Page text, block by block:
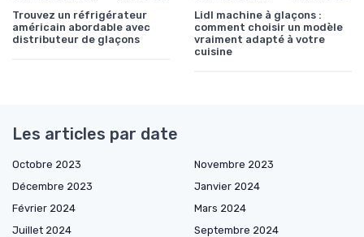
Trouvez un réfrigérateur
américain abordable avec
distributeur de glaçons
Lidl machine à glaçons :
comment choisir un modèle
vraiment adapté à votre
cuisine
Les articles par date
Octobre 2023
Novembre 2023
Décembre 2023
Janvier 2024
Février 2024
Mars 2024
Juillet 2024
Septembre 2024